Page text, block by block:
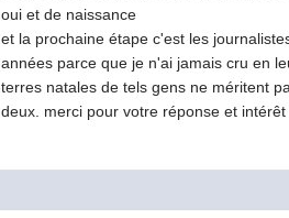
oui et de naissance
et la prochaine étape c'est les
années parce que je n'ai jamais cru en
terres natales de tels gens ne méritent
deux. merci pour votre réponse et intérêt